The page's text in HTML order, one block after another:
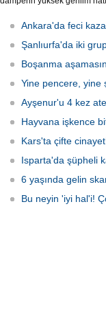
sürücü hayatını kaybetti.
Ankara'da feci
Şanlıurfa'da iki
Boşanma
Yine pencere, yine
Ayşenur'u 4 kez
Hayvana işkence
Kars'ta çifte
Isparta'da şüpheli
6 yaşında gelin
Bu neyin 'iyi hal'i!